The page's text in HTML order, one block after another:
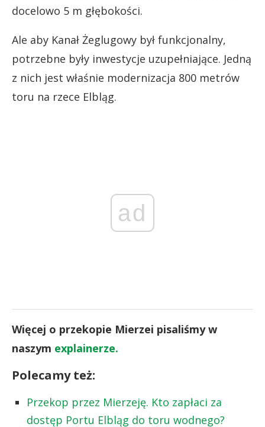
docelowo 5 m głębokości.
Ale aby Kanał Żeglugowy był funkcjonalny,
potrzebne były inwestycje uzupełniające. Jedną
z nich jest właśnie modernizacja 800 metrów
toru na rzece Elbląg.
ad
Więcej o przekopie Mierzei pisaliśmy w
naszym explainerze.
Polecamy też:
Przekop przez Mierzeję. Kto zapłaci za
dostęp Portu Elbląg do toru wodnego?